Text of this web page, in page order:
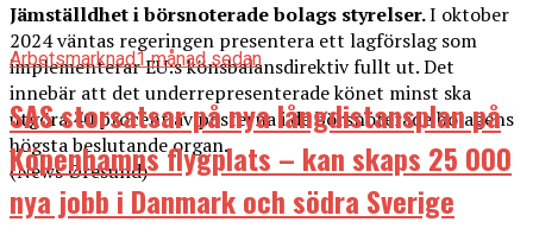
Jämställdhet i börsnoterade bolags styrelser.I oktober
2024 väntas regeringen presentera ett lagförslag som
implementerar EU:s könsbalansdirektiv fullt ut. Det
innebär att det underrepresenterade könet minst ska
utgöra 40 procent av posterna i de börsnoterade bolagens
högsta beslutande organ.
(News Øresund)
Arbetsmarknad1 månad sedan
SAS storsatsar på nya långdistansplan på
Köpenhamns flygplats – kan skaps 25 000
nya jobb i Danmark och södra Sverige